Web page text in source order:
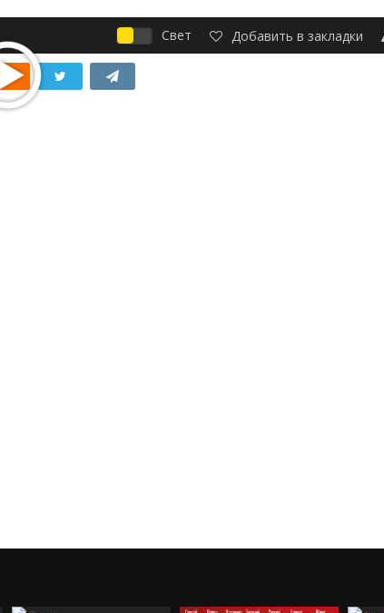
Свет Добавить в закладки